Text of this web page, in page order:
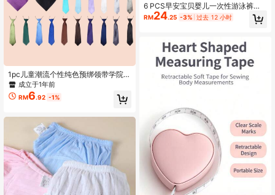
1pc儿童潮流个性纯色预绑领带学院学
校表演舞台狂欢节派对佩戴单色免打
结松紧带领带适合3-16岁日常节日外
出佩戴
成立于1年前
RM6.92 -1%
6 PCS早安宝贝婴儿一次性游泳裤单
片独立包装婴儿游泳纸尿裤
RM24.25 -3% 过去 12 小时